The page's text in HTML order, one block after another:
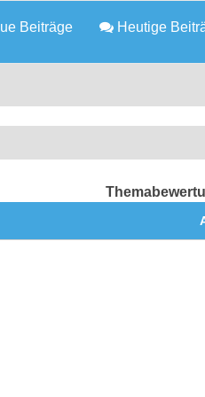
Beiträge Heutige